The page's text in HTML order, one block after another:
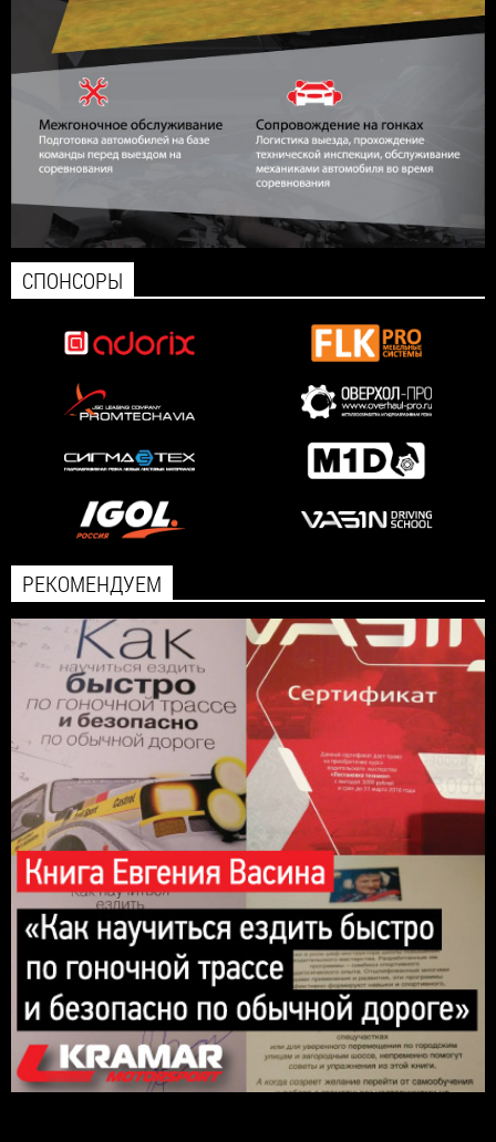
СПОНСОРЫ
РЕКОМЕНДУЕМ